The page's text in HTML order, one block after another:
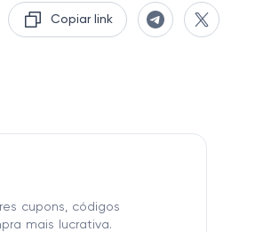
Copiar link
cupons, códigos
mais lucrativa.